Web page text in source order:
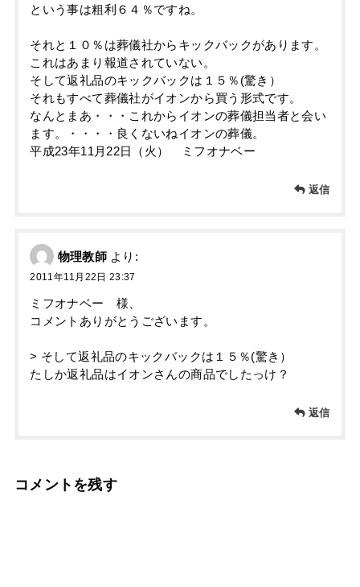
という事は粗利６４％ですね。
それと１０％は葬儀社からキックバックがあります。
これはあまり報道されていない。
そして返礼品のキックバックは１５％(驚き）
それもすべて葬儀社がイオンから買う形式です。
なんとまあ・・・これからイオンの葬儀担当者と会い
ます。・・・・良くないねイオンの葬儀。
平成23年11月22日（火） ミフオナベー
返信
物理教師 より:
2011年11月22日 23:37
ミフオナベー 様、
コメントありがとうございます。
> そして返礼品のキックバックは１５％(驚き）
たしか返礼品はイオンさんの商品でしたっけ？
返信
コメントを残す